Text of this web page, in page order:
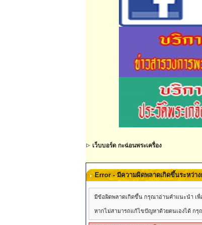
เว็บบอร์ด กะฉ่อนพระเครื่อง
Error - มีความผิดพลาดเกิดขึ้นระหว่าง
มีข้อผิดพลาดเกิดขึ้น กรุณาอ่านคำแนะนำ เ
หากไม่สามารถแก้ไขปัญหาด้วยตนเองได้ ก